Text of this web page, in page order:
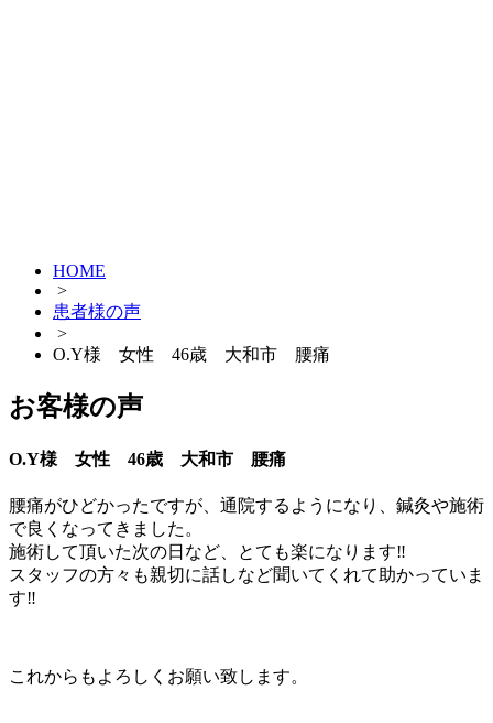
HOME
>
患者様の声
>
O.Y様 女性 46歳 大和市 腰痛
お客様の声
O.Y様 女性 46歳 大和市 腰痛
腰痛がひどかったですが、通院するようになり、鍼灸や施術
で良くなってきました。
施術して頂いた次の日など、とても楽になります‼
スタッフの方々も親切に話しなど聞いてくれて助かっていま
す‼
これからもよろしくお願い致します。